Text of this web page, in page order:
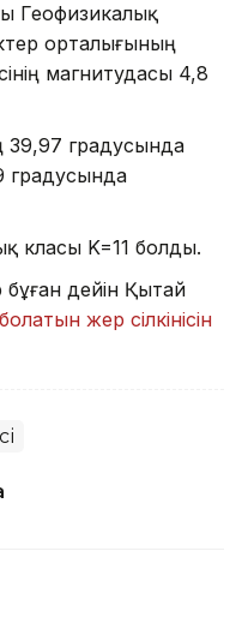
Геофизикалық
орталығының
магнитудасы 4,8
39,97 градусында
градусында
класы K=11 болды.
дейін Қытай
жер сілкінісін